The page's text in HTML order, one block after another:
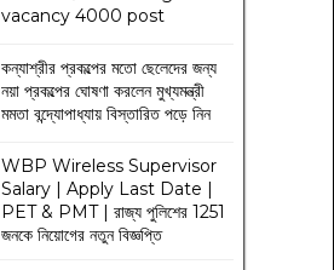
vacancy 4000 post
কন্যাশ্রীর প্রকল্পের মতো ছেলেদের জন্য
নয়া প্রকল্পের ঘোষণা করলেন মুখ্যমন্ত্রী
মমতা বন্দ্যোপাধ্যায় বিস্তারিত পড়ে নিন
WBP Wireless Supervisor
Salary | Apply Last Date |
PET & PMT | রাজ্য পুলিশের 1251
জনকে নিয়োগের নতুন বিজ্ঞপ্তি